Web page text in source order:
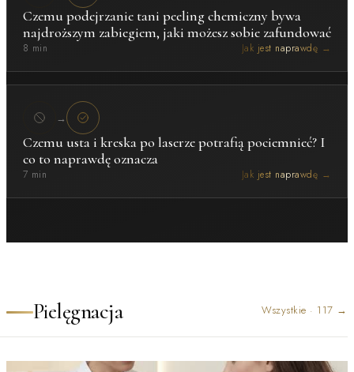
Czemu podejrzanie tani peeling chemiczny bywa
najdroższym zabiegiem, jaki możesz sobie zafundować
8 min Jak jest naprawdę →
→
Czemu usta i kreska po laserze potrafią pociemnieć? I
co to naprawdę oznacza
7 min Jak jest naprawdę →
Pielęgnacja Wszystkie · 117 →